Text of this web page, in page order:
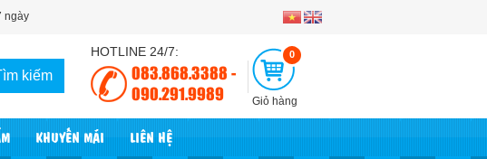
ngày
HOTLINE 24/7:
083.868.3388 -
090.291.9989
0
Giỏ hàng
KHUYẾN MÃI LIÊN HỆ